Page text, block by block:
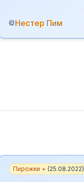
©️Нестер Пим
Пирожки + (25.08.2022)